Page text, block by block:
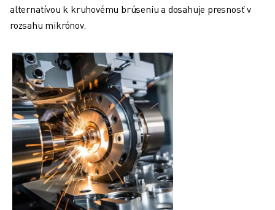
alternatívou k kruhovému brúseniu a dosahuje presnosť v
rozsahu mikrónov.